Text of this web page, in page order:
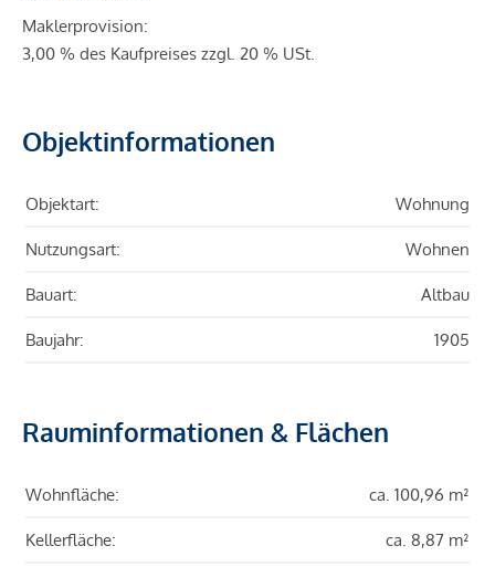
Maklerprovision:
3,00 % des Kaufpreises zzgl. 20 % USt.
Objektinformationen
Objektart: Wohnung
Nutzungsart: Wohnen
Bauart: Altbau
Baujahr: 1905
Rauminformationen & Flächen
Wohnfläche: ca. 100,96 m²
Kellerfläche: ca. 8,87 m²